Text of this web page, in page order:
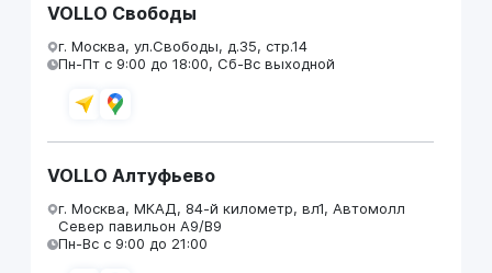
VOLLO Свободы
г. Москва, ул.Свободы, д.35, стр.14
Пн-Пт с 9:00 до 18:00, Сб-Вс выходной
VOLLO Алтуфьево
г. Москва, МКАД, 84-й километр, вл1, Автомолл
Север павильон А9/В9
Пн-Вс с 9:00 до 21:00